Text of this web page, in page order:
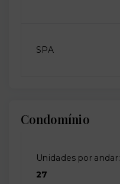
SPA
Condomínio
Unidades por andar:
27